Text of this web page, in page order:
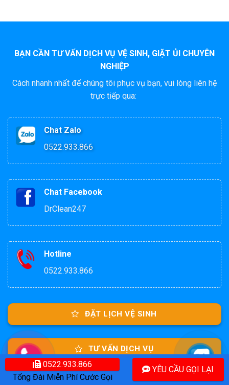
BẠN CẦN TƯ VẤN DỊCH VỤ VỆ SINH, GIẶT ỦI CHUYÊN
NGHIỆP
Cách nhanh nhất để chúng tôi phục vụ bạn, vui lòng liên hệ
trực tiếp qua:
Chat Zalo
0522.933.866
Chat Facebook
DrClean247
Hotline
0522.933.866
ĐẶT LỊCH VỆ SINH
TƯ VẤN DỊCH VỤ
0522.933.866
Tổng Đài Miễn Phí Cước Gọi
YÊU CẦU GỌI LẠI